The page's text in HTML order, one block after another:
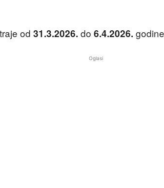
od 31.3.2026. do 6.4.2026.
Oglasi